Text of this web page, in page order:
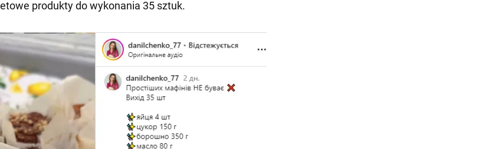
produkty do wykonania 35 sztuk.